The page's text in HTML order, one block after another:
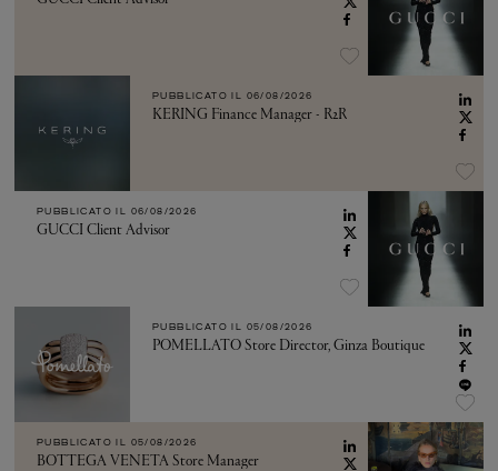
PUBBLICATO IL 06/08/2026
KERING Finance Manager - R2R
PUBBLICATO IL 06/08/2026
GUCCI Client Advisor
PUBBLICATO IL 05/08/2026
POMELLATO Store Director, Ginza Boutique
PUBBLICATO IL 05/08/2026
BOTTEGA VENETA Store Manager